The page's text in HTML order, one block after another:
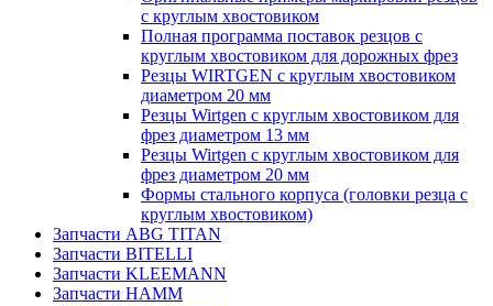
с круглым хвостовиком
Полная программа поставок резцов с
круглым хвостовиком для дорожных фрез
Резцы WIRTGEN с круглым хвостовиком
диаметром 20 мм
Резцы Wirtgen с круглым хвостовиком для
фрез диаметром 13 мм
Резцы Wirtgen с круглым хвостовиком для
фрез диаметром 20 мм
Формы стального корпуса (головки резца с
круглым хвостовиком)
Запчасти ABG TITAN
Запчасти BITELLI
Запчасти KLEEMANN
Запчасти HAMM